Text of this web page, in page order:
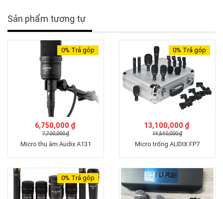
Sản phẩm tương tự
0% Trả góp
6,750,000 ₫
7,700,000 ₫
Micro thu âm Audix A131
0% Trả góp
13,100,000 ₫
14,540,000 ₫
Micro trống AUDIX FP7
0% Trả góp